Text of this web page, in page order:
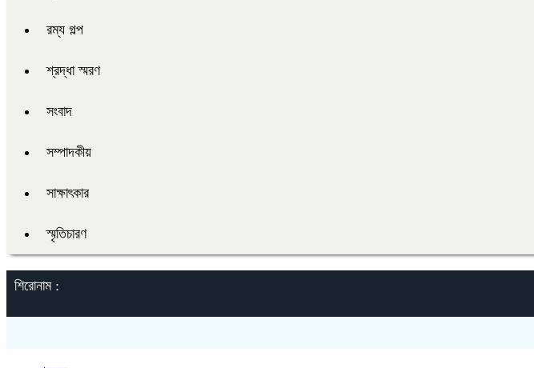
রম্য গল্প
শ্রদ্ধা স্মরণ
সংবাদ
সম্পাদকীয়
সাক্ষাৎকার
স্মৃতিচারণ
শিরোনাম :